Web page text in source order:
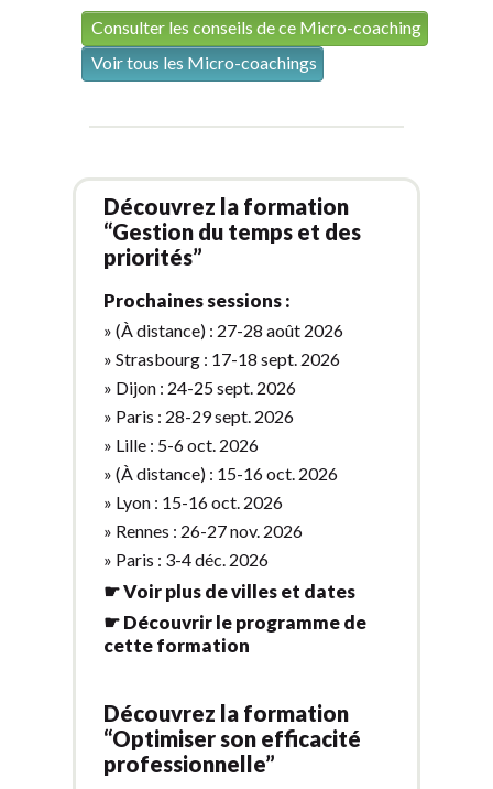
Consulter les conseils de ce Micro-coaching
Voir tous les Micro-coachings
Découvrez la formation
“Gestion du temps et des
priorités”
Prochaines sessions :
» (À distance) : 27-28 août 2026
» Strasbourg : 17-18 sept. 2026
» Dijon : 24-25 sept. 2026
» Paris : 28-29 sept. 2026
» Lille : 5-6 oct. 2026
» (À distance) : 15-16 oct. 2026
» Lyon : 15-16 oct. 2026
» Rennes : 26-27 nov. 2026
» Paris : 3-4 déc. 2026
☛ Voir plus de villes et dates
☛ Découvrir le programme de
cette formation
Découvrez la formation
“Optimiser son efficacité
professionnelle”